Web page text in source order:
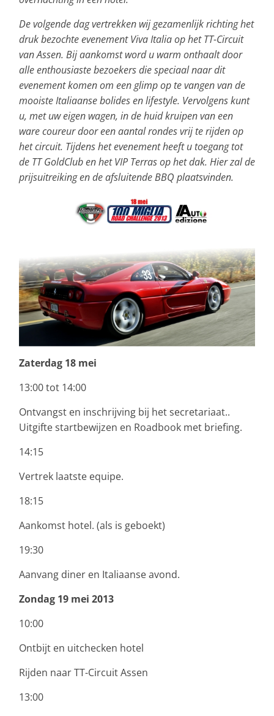
De volgende dag vertrekken wij gezamenlijk richting het
druk bezochte evenement Viva Italia op het TT-Circuit
van Assen. Bij aankomst word u warm onthaalt door
alle enthousiaste bezoekers die speciaal naar dit
evenement komen om een glimp op te vangen van de
mooiste Italiaanse bolides en lifestyle. Vervolgens kunt
u, met uw eigen wagen, in de huid kruipen van een
ware coureur door een aantal rondes vrij te rijden op
het circuit. Tijdens het evenement heeft u toegang tot
de TT GoldClub en het VIP Terras op het dak. Hier zal de
prijsuitreiking en de afsluitende BBQ plaatsvinden.
Zaterdag 18 mei
13:00 tot 14:00
Ontvangst en inschrijving bij het secretariaat..
Uitgifte startbewijzen en Roadbook met briefing.
14:15
Vertrek laatste equipe.
18:15
Aankomst hotel. (als is geboekt)
19:30
Aanvang diner en Italiaanse avond.
Zondag 19 mei 2013
10:00
Ontbijt en uitchecken hotel
Rijden naar TT-Circuit Assen
13:00